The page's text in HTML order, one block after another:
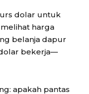
dolar untuk
harga
belanja dapur
bekerja—
apakah pantas